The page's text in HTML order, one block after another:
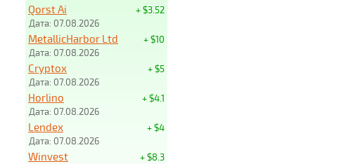
+ $3.52
Qorst Ai
Дата: 07.08.2026
+ $10
MetallicHarbor Ltd
Дата: 07.08.2026
+ $5
Cryptox
Дата: 07.08.2026
+ $4.1
Horlino
Дата: 07.08.2026
+ $4
Lendex
Дата: 07.08.2026
+ $8.3
Winvest